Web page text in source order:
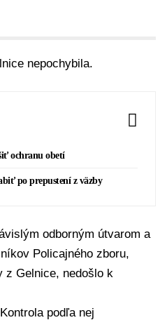
nepochybila.
ochranu obetí
po prepustení z väzby
odborným útvarom a
Policajného zboru,
z Gelnice, nedošlo k
podľa nej